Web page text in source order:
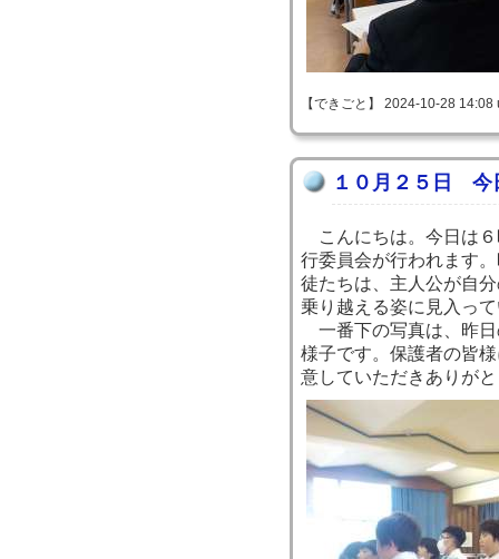
【できごと】 2024-10-28
１０月２５日 今
こんにちは。今日は６
行委員会が行われます
徒たちは、主人公が自
乗り越える姿に見入っ
一番下の写真は、昨日
様子です。保護者の皆
意していただきありが